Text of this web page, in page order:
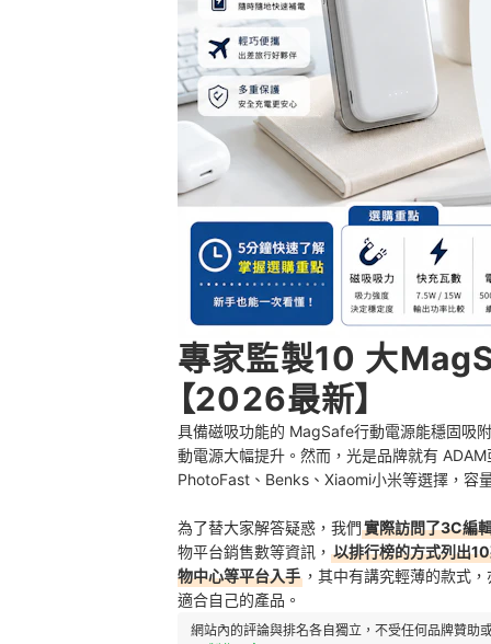
專家監製10 大
【2026最新】
具備磁吸功能的 MagSafe行動電源能穩固吸
動電源大幅提升。然而，光是品牌就有
PhotoFast、Benks、Xiaomi小米等選擇，容
為了替大家解答疑惑，我們實際訪問了3C編
物平台銷售數等資訊， 以排行榜的方式列出
物中心等平台入手 ，其中有講究輕薄的款式
適合自己的產品。
網站內的評論與排名各自獨立，不受任何品牌贊助